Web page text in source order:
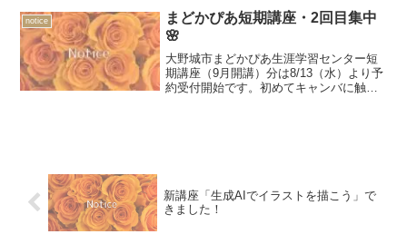
引となります。GW特別割引URLストアカ
からでも直接...
notice
まどかぴあ短期講座・2回目集中
🌸
大野城市まどかぴあ生涯学習センター短
期講座（9月開講）分は8/13（水）より予
約受付開始です。初めてキャンバに触れ
新講座「生成AIでイラストを描こう」で
きました！